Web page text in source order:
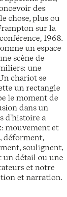
des
chose, plus ou
sur la
1968.
un espace
scène de
une
chariot se
un rectangle
le moment de
dans un
d'histoire a
mouvement et
déforment,
soulignent,
un détail ou une
et notre
et narration.